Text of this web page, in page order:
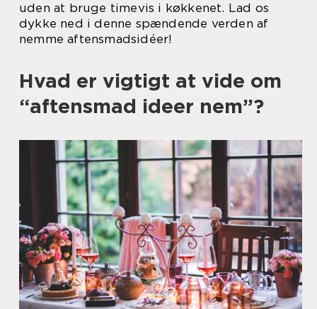
uden at bruge timevis i køkkenet. Lad os
dykke ned i denne spændende verden af
nemme aftensmadsidéer!
Hvad er vigtigt at vide om
“aftensmad ideer nem”?